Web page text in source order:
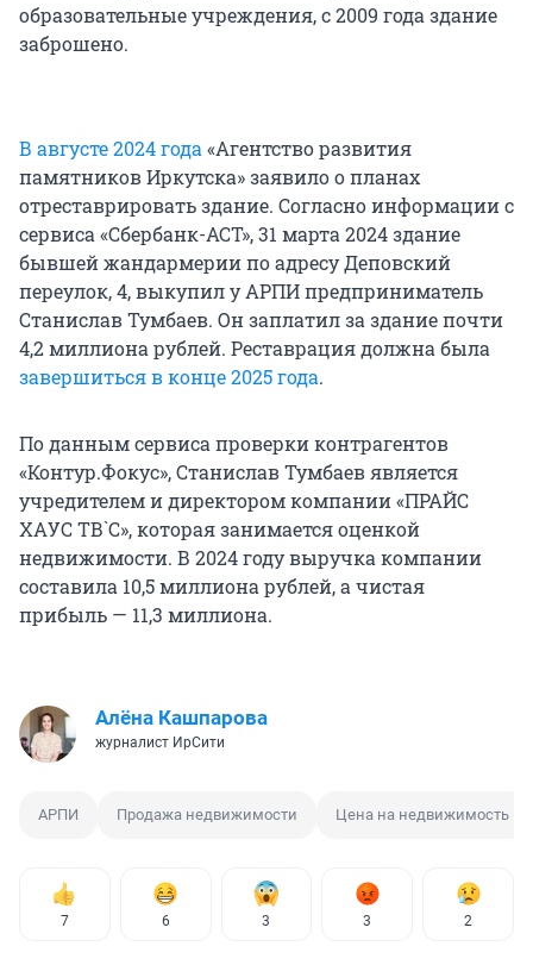
образовательные учреждения, с 2009 года здание
заброшено.
В августе 2024 года «Агентство развития
памятников Иркутска» заявило о планах
отреставрировать здание. Согласно информации с
сервиса «Сбербанк-АСТ», 31 марта 2024 здание
бывшей жандармерии по адресу Деповский
переулок, 4, выкупил у АРПИ предприниматель
Станислав Тумбаев. Он заплатил за здание почти
4,2 миллиона рублей. Реставрация должна была
завершиться в конце 2025 года.
По данным сервиса проверки контрагентов
«Контур.Фокус», Станислав Тумбаев является
учредителем и директором компании «ПРАЙС
ХАУС ТВ`С», которая занимается оценкой
недвижимости. В 2024 году выручка компании
составила 10,5 миллиона рублей, а чистая
прибыль — 11,3 миллиона.
Алёна Кашпарова
журналист ИрСити
АРПИ Продажа недвижимости Цена на недвижимость
7 6 3 3 2